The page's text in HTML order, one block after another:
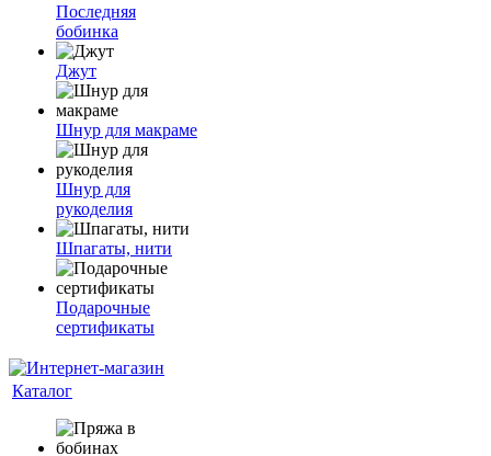
Последняя
бобинка
Джут
Шнур для макраме
Шнур для
рукоделия
Шпагаты, нити
Подарочные
сертификаты
Каталог